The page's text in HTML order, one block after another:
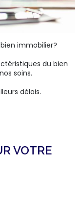
immobilier?
du bien
soins.
délais.
VOTRE